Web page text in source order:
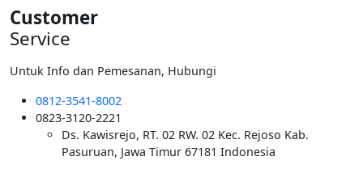
Customer
Service
Untuk Info dan Pemesanan, Hubungi
0812-3541-8002
0823-3120-2221
Ds. Kawisrejo, RT. 02 RW. 02 Kec. Rejoso Kab.
Pasuruan, Jawa Timur 67181 Indonesia